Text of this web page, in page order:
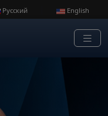
Русский English